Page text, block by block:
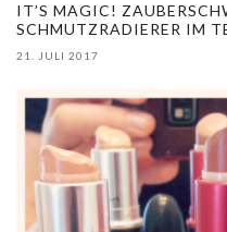
IT’S MAGIC!
SCHMUTZRADIERER IM
21. JULI 2017